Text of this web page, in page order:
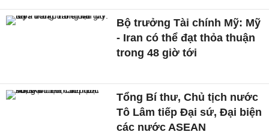
Bộ trưởng Tài chính Mỹ: Mỹ
- Iran có thể đạt thỏa thuận
trong 48 giờ tới
Tổng Bí thư, Chủ tịch nước
Tô Lâm tiếp Đại sứ, Đại biện
các nước ASEAN